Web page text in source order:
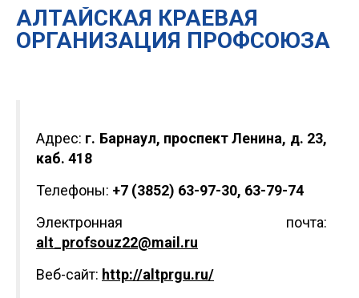
АЛТАЙСКАЯ КРАЕВАЯ
ОРГАНИЗАЦИЯ ПРОФСОЮЗА
Адрес: г. Барнаул, проспект Ленина, д. 23,
каб. 418
Телефоны: +7 (3852) 63-97-30, 63-79-74
Электронная почта:
alt_profsouz22@mail.ru
Веб-сайт: http://altprgu.ru/